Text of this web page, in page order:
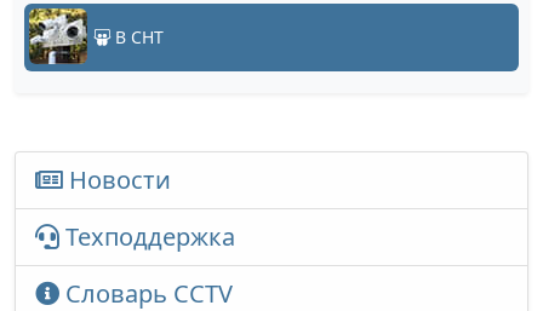
В СНТ
Новости
Техподдержка
Словарь CCTV